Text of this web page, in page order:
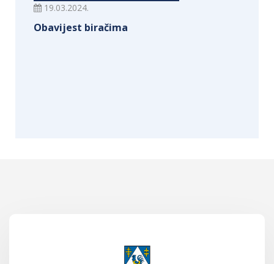
19.03.2024.
Obavijest biračima